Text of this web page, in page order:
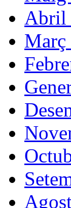
Abril
Març